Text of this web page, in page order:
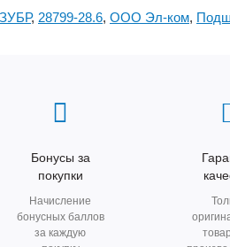
ЗУБР, 28799-28.6, ООО Эл-ком,
Бонусы за
покупки
Начисление
бонусных баллов
за каждую